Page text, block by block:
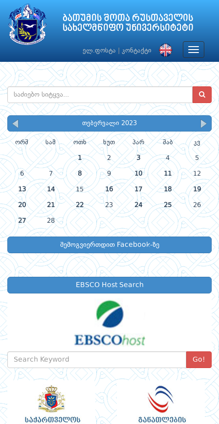
ბათუმის შოთა რუსთაველის
სახელმწიფო უნივერსიტეტი
ელ.ფოსტა კონტაქტი
Toggle
თებერვალი 2023
ორშ სამ ოთხ ხუთ პარ შაბ კვ
1 2 3 4 5
6 7 8 9 10 11 12
13 14 15 16 17 18 19
20 21 22 23 24 25 26
27 28
შემოგვიერთდით Facebook-ზე
EBSCO Host Search
Go!